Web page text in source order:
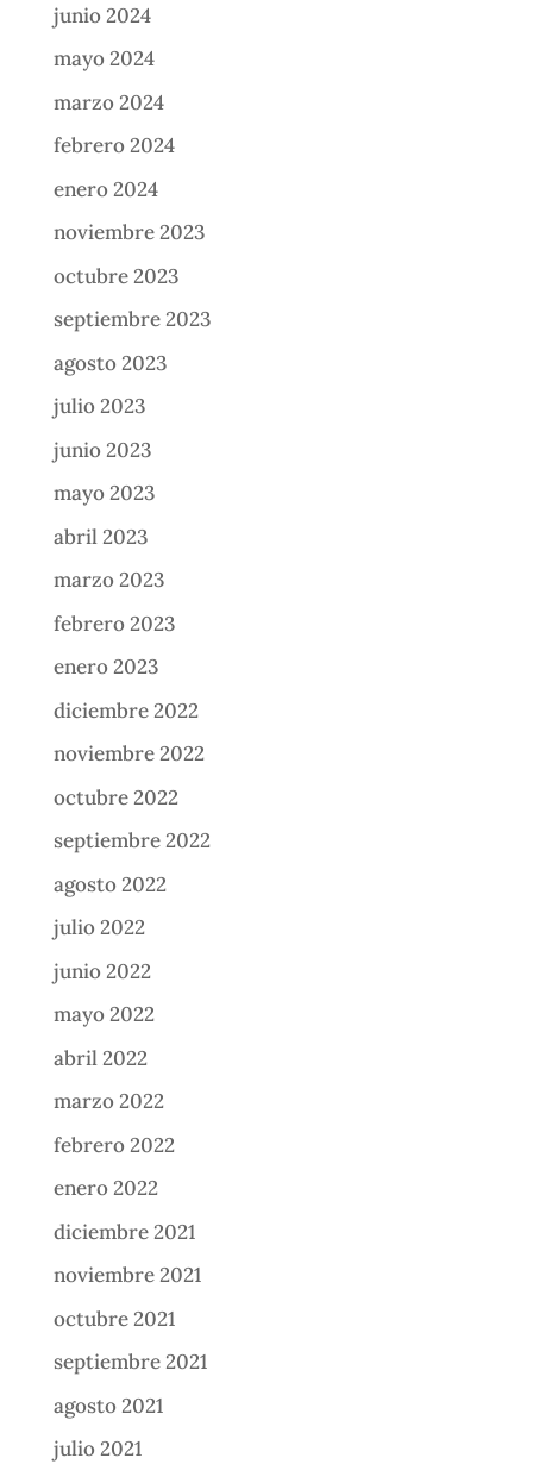
junio 2024
mayo 2024
marzo 2024
febrero 2024
enero 2024
noviembre 2023
octubre 2023
septiembre 2023
agosto 2023
julio 2023
junio 2023
mayo 2023
abril 2023
marzo 2023
febrero 2023
enero 2023
diciembre 2022
noviembre 2022
octubre 2022
septiembre 2022
agosto 2022
julio 2022
junio 2022
mayo 2022
abril 2022
marzo 2022
febrero 2022
enero 2022
diciembre 2021
noviembre 2021
octubre 2021
septiembre 2021
agosto 2021
julio 2021